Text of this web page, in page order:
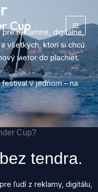
Cup
reklamné, digitálne,
všetkých, ktorí si chcú
vietor do plachiet.
v jednom – na
Cup?
tendra.
ľudí z reklamy, digitálu,